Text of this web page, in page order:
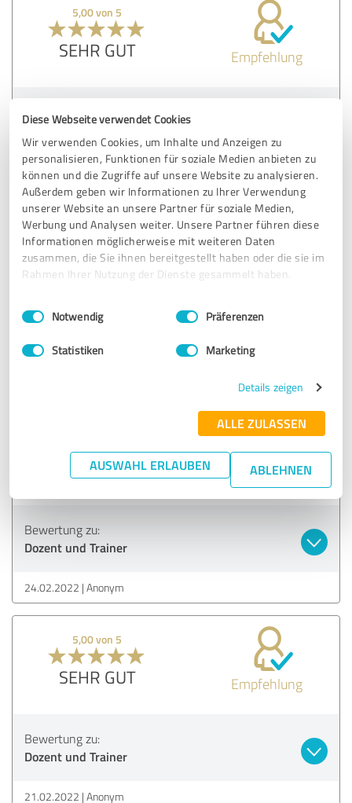
Diese Webseite verwendet Cookies
Wir verwenden Cookies, um Inhalte und Anzeigen zu
personalisieren, Funktionen für soziale Medien anbieten zu
können und die Zugriffe auf unsere Website zu analysieren.
Außerdem geben wir Informationen zu Ihrer Verwendung
unserer Website an unsere Partner für soziale Medien,
Werbung und Analysen weiter. Unsere Partner führen diese
Informationen möglicherweise mit weiteren Daten
zusammen, die Sie ihnen bereitgestellt haben oder die sie im
Rahmen Ihrer Nutzung der Dienste gesammelt haben.
Impressum Datenschutzbestimmungen
Einwilligungsauswahl
Notwendig Präferenzen
Statistiken Marketing
Details zeigen
ALLE ZULASSEN
AUSWAHL ERLAUBEN ABLEHNEN
5,00 von 5
SEHR GUT Empfehlung
Bewertung zu:
Dozent "Datenrecherche" am 23.11.2022
24.11.2022 Anonym
5,00 von 5
SEHR GUT Empfehlung
Bewertung zu:
GUT Empfehlung
Bewertung zu:
Dozent und Trainer
24.02.2022 Anonym
5,00 von 5
SEHR GUT Empfehlung
Bewertung zu:
Dozent und Trainer
21.02.2022 Anonym